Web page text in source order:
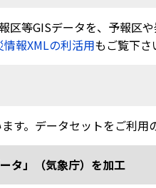
区等GISデータを、予報区
報XMLの利活用もご覧下さ
す。データセットをご利用
タ」（気象庁）を加工